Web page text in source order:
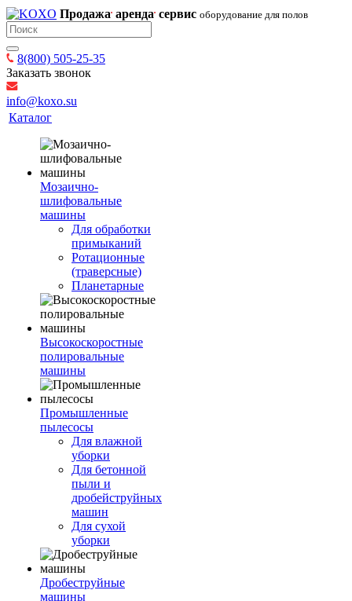
Продажа аренда сервис оборудование для полов
8(800) 505-25-35
Заказать звонок
info@koxo.su
Каталог
Мозаично-
шлифовальные
машины
Для обработки
примыканий
Ротационные
(траверсные)
Планетарные
Высокоскоростные
полировальные
машины
Промышленные
пылесосы
Для влажной
уборки
Для бетонной
пыли и
дробейструйных
машин
Для сухой
уборки
Дробеструйные
машины